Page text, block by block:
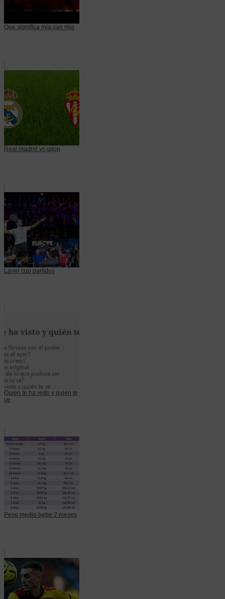
Que significa mia san mia
Real madrid vs gijon
Laver cup partidos
Quien te ha visto y quien te
ve
Peso medio bebe 2 meses